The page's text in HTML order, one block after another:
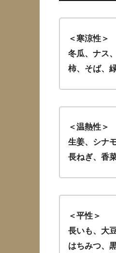
＜寒涼性＞
冬瓜、ナス
柿、そば、
＜温熱性＞
生姜、シナ
長ねぎ、香
＜平性＞
長いも、大
はちみつ、